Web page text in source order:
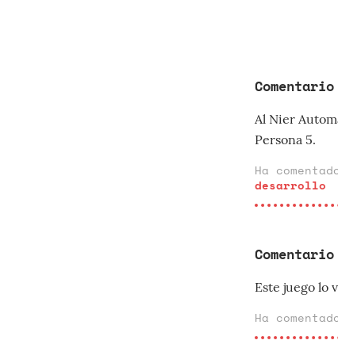
Comentario
Al Nier
Persona 5.
Ha
desarrollo
Comentario
Este juego lo
Ha